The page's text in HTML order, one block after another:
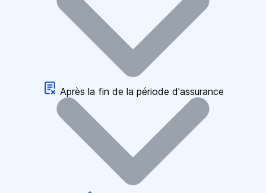
Après la fin de la période d'assurance